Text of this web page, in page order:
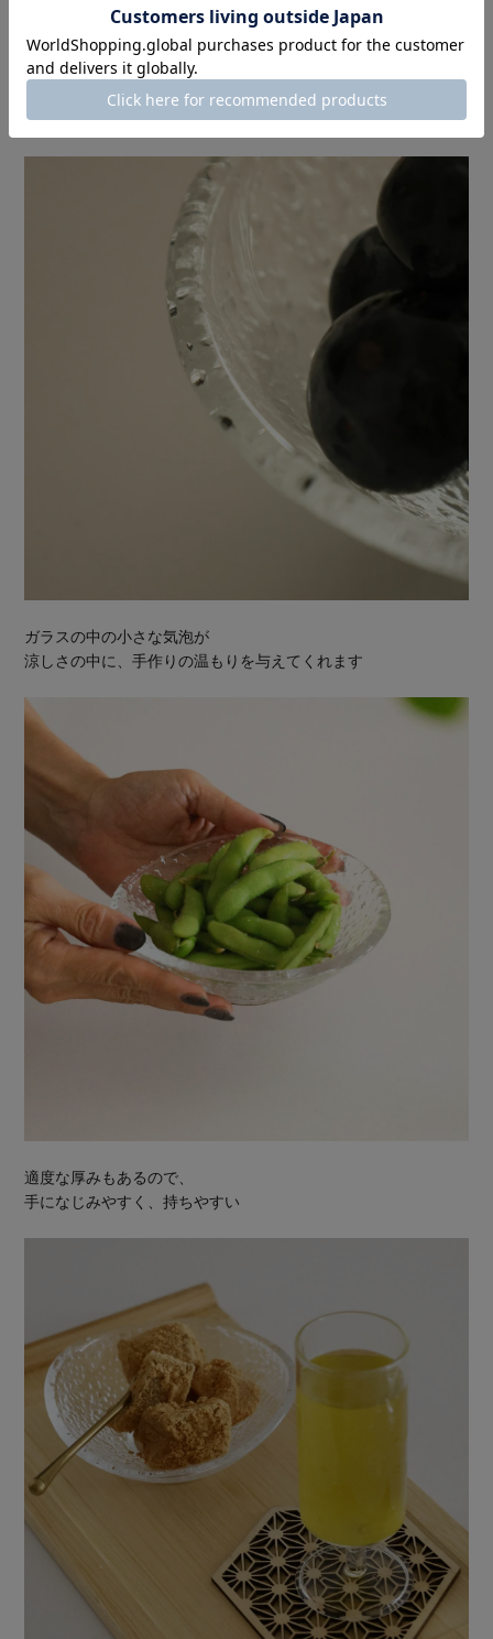
一番大きいサイズの14.9cmは
皆で食べるフルーツや副菜を入れて
テーブルの真ん中に置いたり、
取り皿にも便利なサイズです
ガラスの中の小さな気泡が
涼しさの中に、手作りの温もりを与えてくれます
適度な厚みもあるので、
手になじみやすく、持ちやすい